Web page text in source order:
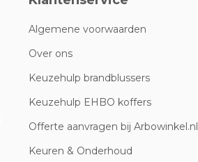
Algemene voorwaarden
Over ons
Keuzehulp brandblussers
Keuzehulp EHBO koffers
Offerte aanvragen bij Arbowinkel.nl
Keuren & Onderhoud